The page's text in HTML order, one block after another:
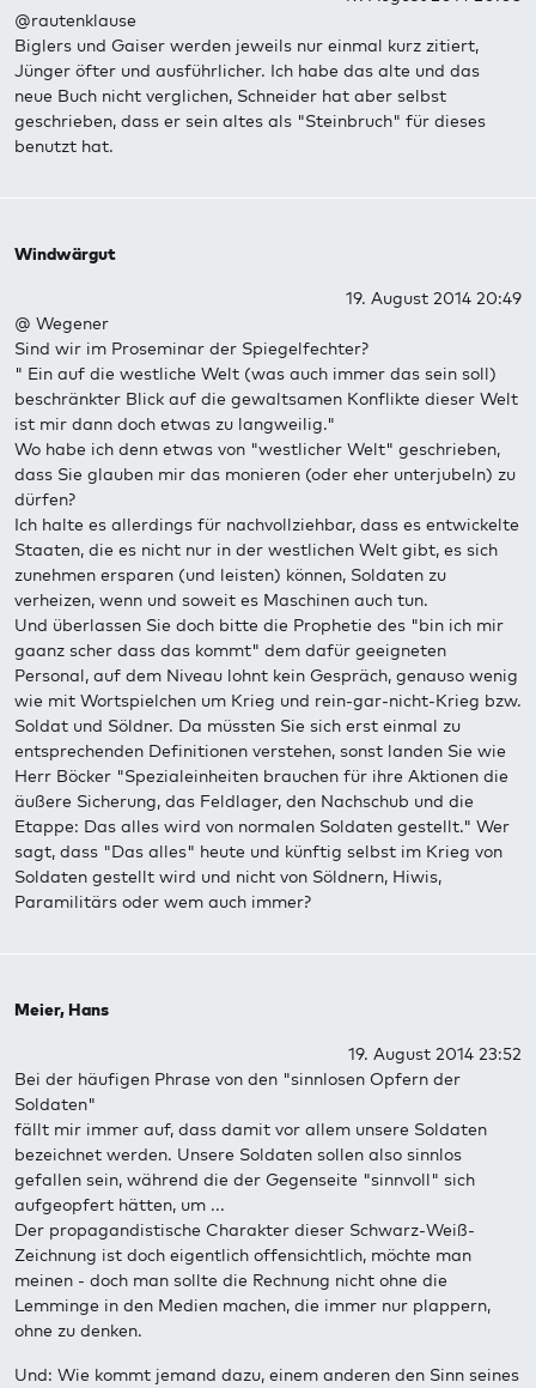
@rautenklause
Biglers und Gaiser werden jeweils nur einmal kurz zitiert,
Jünger öfter und ausführlicher. Ich habe das alte und das
neue Buch nicht verglichen, Schneider hat aber selbst
geschrieben, dass er sein altes als "Steinbruch" für dieses
benutzt hat.
Windwärgut
19. August 2014 20:49
@ Wegener
Sind wir im Proseminar der Spiegelfechter?
" Ein auf die westliche Welt (was auch immer das sein soll)
beschränkter Blick auf die gewaltsamen Konflikte dieser Welt
ist mir dann doch etwas zu langweilig."
Wo habe ich denn etwas von "westlicher Welt" geschrieben,
dass Sie glauben mir das monieren (oder eher unterjubeln) zu
dürfen?
Ich halte es allerdings für nachvollziehbar, dass es entwickelte
Staaten, die es nicht nur in der westlichen Welt gibt, es sich
zunehmen ersparen (und leisten) können, Soldaten zu
verheizen, wenn und soweit es Maschinen auch tun.
Und überlassen Sie doch bitte die Prophetie des "bin ich mir
gaanz scher dass das kommt" dem dafür geeigneten
Personal, auf dem Niveau lohnt kein Gespräch, genauso wenig
wie mit Wortspielchen um Krieg und rein-gar-nicht-Krieg bzw.
Soldat und Söldner. Da müssten Sie sich erst einmal zu
entsprechenden Definitionen verstehen, sonst landen Sie wie
Herr Böcker "Spezialeinheiten brauchen für ihre Aktionen die
äußere Sicherung, das Feldlager, den Nachschub und die
Etappe: Das alles wird von normalen Soldaten gestellt." Wer
sagt, dass "Das alles" heute und künftig selbst im Krieg von
Soldaten gestellt wird und nicht von Söldnern, Hiwis,
Paramilitärs oder wem auch immer?
Meier, Hans
19. August 2014 23:52
Bei der häufigen Phrase von den "sinnlosen Opfern der
Soldaten"
fällt mir immer auf, dass damit vor allem unsere Soldaten
bezeichnet werden. Unsere Soldaten sollen also sinnlos
gefallen sein, während die der Gegenseite "sinnvoll" sich
aufgeopfert hätten, um ...
Der propagandistische Charakter dieser Schwarz-Weiß-
Zeichnung ist doch eigentlich offensichtlich, möchte man
meinen - doch man sollte die Rechnung nicht ohne die
Lemminge in den Medien machen, die immer nur plappern,
ohne zu denken.
Und: Wie kommt jemand dazu, einem anderen den Sinn seines